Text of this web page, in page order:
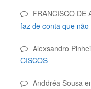
FRANCISCO DE
faz de conta que
Alexsandro
CISCOS
Anddréa Sousa